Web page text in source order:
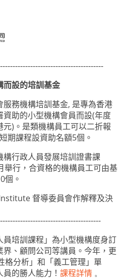
而設的培訓基金
服務機構培訓基金, 是專為香港
助的小型機構會員而設(年度
元) 。是類機構員工可以二折報
期課程設資助名額5個。
構行政人員發展培訓證書課
舉行，合資格的機構員工可由基
個。
督導委員會作解釋及決
員培訓課程」為小型機構度身訂
、顧問公司等講員。今年，更
格分析」和「義工管理」單
的勝人能力！ 課程詳情 。